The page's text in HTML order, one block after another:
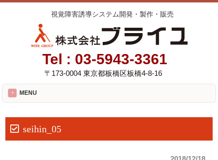
視覚障害誘導システム開発・製作・販売
Tel : 03-5943-3361
〒173-0004 東京都板橋区板橋4-8-16
MENU
seihin_05